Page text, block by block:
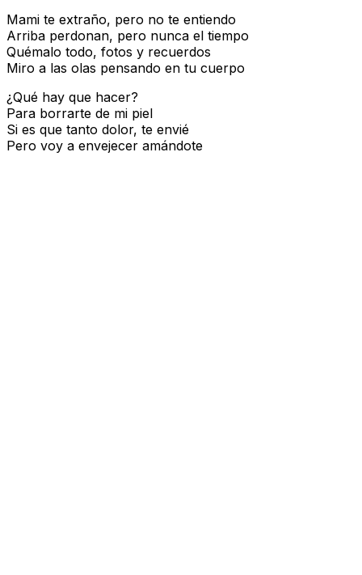
Mami te extraño, pero no te entiendo
Arriba perdonan, pero nunca el tiempo
Quémalo todo, fotos y recuerdos
Miro a las olas pensando en tu cuerpo
¿Qué hay que hacer?
Para borrarte de mi piel
Si es que tanto dolor, te envié
Pero voy a envejecer amándote